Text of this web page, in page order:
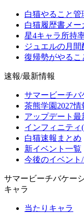
白猫やること管
白猫履歴書メー
星4キャラ所持
ジュエルの月間
復帰勢がやるこ
速報/最新情報
サマービーチバ
茶熊学園2027情
アップデート最
インフィニティ
白猫速報まとめ
新イベント一覧
今後のイベント
サマービーチバケー
キャラ
当たりキャラ